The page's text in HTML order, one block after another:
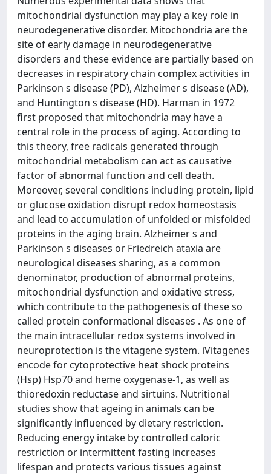
mitochondrial dysfunction may play a key role in
neurodegenerative disorder. Mitochondria are the
site of early damage in neurodegenerative
disorders and these evidence are partially based on
decreases in respiratory chain complex activities in
Parkinson s disease (PD), Alzheimer s disease (AD),
and Huntington s disease (HD). Harman in 1972
first proposed that mitochondria may have a
central role in the process of aging. According to
this theory, free radicals generated through
mitochondrial metabolism can act as causative
factor of abnormal function and cell death.
Moreover, several conditions including protein, lipid
or glucose oxidation disrupt redox homeostasis
and lead to accumulation of unfolded or misfolded
proteins in the aging brain. Alzheimer s and
Parkinson s diseases or Friedreich ataxia are
neurological diseases sharing, as a common
denominator, production of abnormal proteins,
mitochondrial dysfunction and oxidative stress,
which contribute to the pathogenesis of these so
called protein conformational diseases . As one of
the main intracellular redox systems involved in
neuroprotection is the vitagene system. iVitagenes
encode for cytoprotective heat shock proteins
(Hsp) Hsp70 and heme oxygenase-1, as well as
thioredoxin reductase and sirtuins. Nutritional
studies show that ageing in animals can be
significantly influenced by dietary restriction.
Reducing energy intake by controlled caloric
restriction or intermittent fasting increases
lifespan and protects various tissues against